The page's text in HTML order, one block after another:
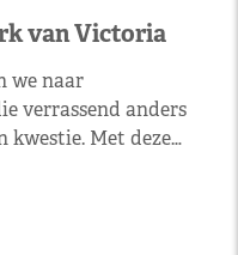
van Victoria
we naar
verrassend anders
kwestie. Met deze…